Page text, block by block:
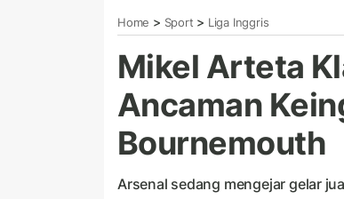
Home > Sport > Liga Inggris
Mikel Arteta
Ancaman
Bournemouth
Arsenal sedang mengejar gelar